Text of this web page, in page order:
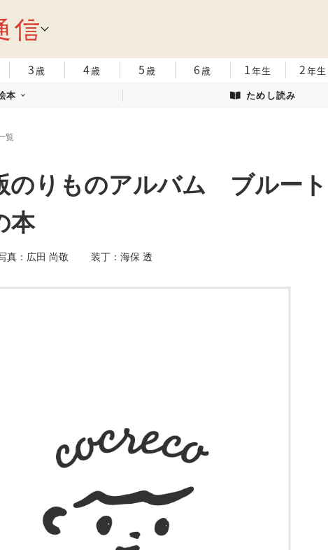
3歳 4歳 5歳 6歳 1年生 2年生
本
ためし読み
覧
のりものアルバム ブルート
本
真：広田 尚敬 装丁：海保 透